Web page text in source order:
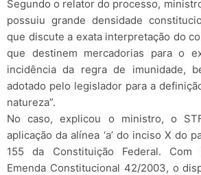
Segundo o relator do processo,
possuiu grande densidade
que discute a exata interpretação do
que destinem mercadorias para o
incidência da regra de imunidade,
adotado pelo legislador para a
natureza”.
No caso, explicou o ministro, o
aplicação da alínea ‘a’ do inciso X do
155 da Constituição Federal. Com
Emenda Constitucional 42/2003, o